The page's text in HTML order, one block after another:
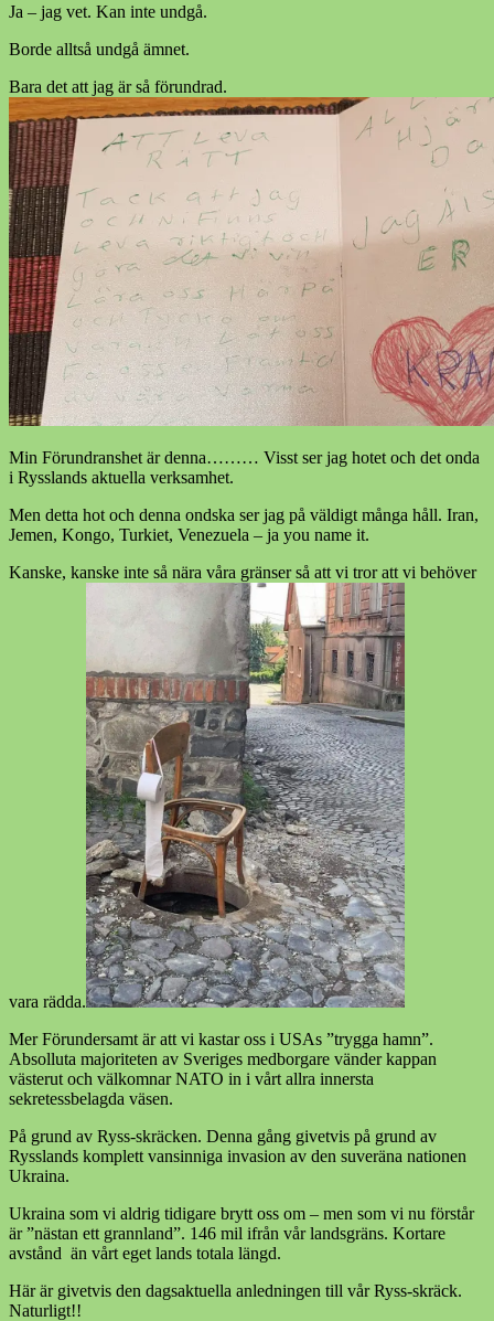
Ja – jag vet. Kan inte undgå.
Borde alltså undgå ämnet.
Bara det att jag är så förundrad.
Min Förundranshet är denna……… Visst ser jag hotet och det onda
i Rysslands aktuella verksamhet.
Men detta hot och denna ondska ser jag på väldigt många håll. Iran,
Jemen, Kongo, Turkiet, Venezuela – ja you name it.
Kanske, kanske inte så nära våra gränser så att vi tror att vi behöver
vara rädda.
Mer Förundersamt är att vi kastar oss i USAs ”trygga hamn”.
Absolluta majoriteten av Sveriges medborgare vänder kappan
västerut och välkomnar NATO in i vårt allra innersta
sekretessbelagda väsen.
På grund av Ryss-skräcken. Denna gång givetvis på grund av
Rysslands komplett vansinniga invasion av den suveräna nationen
Ukraina.
Ukraina som vi aldrig tidigare brytt oss om – men som vi nu förstår
är ”nästan ett grannland”. 146 mil ifrån vår landsgräns. Kortare
avstånd än vårt eget lands totala längd.
Här är givetvis den dagsaktuella anledningen till vår Ryss-skräck.
Naturligt!!